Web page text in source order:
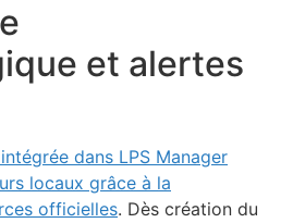
et alertes
dans LPS Manager
locaux grâce à la
officielles. Dès création du